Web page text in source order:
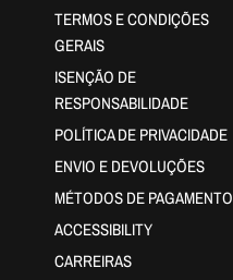
TERMOS E CONDIÇÕES
GERAIS
ISENÇÃO DE
RESPONSABILIDADE
POLÍTICA DE PRIVACIDADE
ENVIO E DEVOLUÇÕES
MÉTODOS DE PAGAMENTO
ACCESSIBILITY
CARREIRAS